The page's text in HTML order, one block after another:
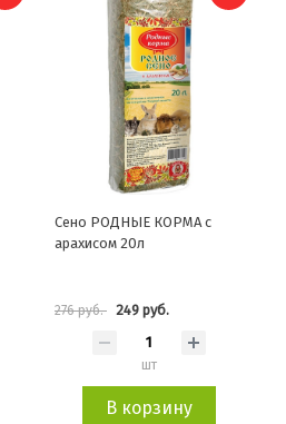
Сено РОДНЫЕ КОРМА с
арахисом 20л
276 руб. 249 руб.
шт
В корзину